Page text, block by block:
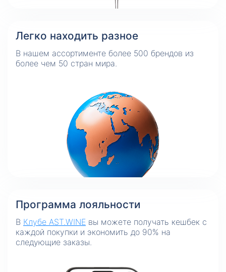
Легко находить разное
В нашем ассортименте более 500 брендов из
более чем 50 стран мира.
Программа лояльности
В Клубе AST.WINE вы можете получать кешбек с
каждой покупки и экономить до 90% на
следующие заказы.